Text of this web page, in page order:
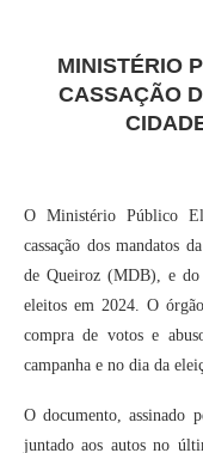
MINISTÉRIO
CASSAÇÃO
O Ministério Público
cassação dos mandatos
de Queiroz (MDB), e do
eleitos em 2024. O
compra de votos e
campanha e no dia da
O documento, assinado
juntado aos autos no